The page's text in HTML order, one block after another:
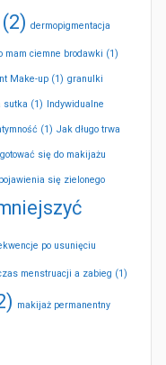
(2) dermopigmentacja
mam ciemne brodawki (1)
Make-up (1) granulki
sutka (1) Indywidualne
(1) Jak długo trwa
się do makijażu
się zielonego
po usunięciu
menstruacji a zabieg (1)
makijaż permanentny